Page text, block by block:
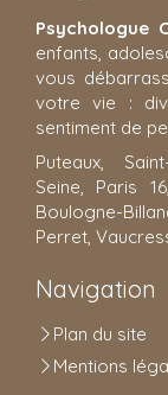
Psychologue
enfants,
vous
votre vie :
sentiment de
Puteaux,
Seine, Paris
Boulogne-
Perret,
Navigation
Plan du site
Mentions